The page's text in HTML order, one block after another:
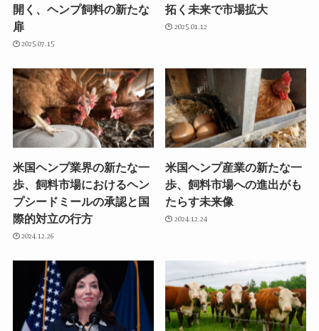
開く、ヘンプ飼料の新たな
扉
2025.07.15
拓く未来で市場拡大
2025.01.12
米国ヘンプ業界の新たな一
歩、飼料市場におけるヘン
プシードミールの承認と国
際的対立の行方
2024.12.26
米国ヘンプ産業の新たな一
歩、飼料市場への進出がも
たらす未来像
2024.12.24